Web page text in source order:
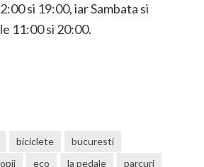
si 19:00, iar Sambata si
11:00 si 20:00.
biciclete
bucuresti
eco la pedale
parcuri